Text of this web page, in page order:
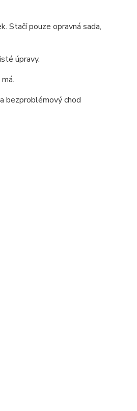
Stačí pouze opravná sada,
úpravy.
bezproblémový chod